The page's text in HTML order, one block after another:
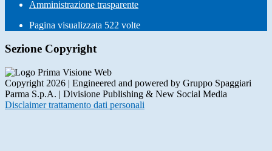
Amministrazione trasparente
Pagina visualizzata 522 volte
Sezione Copyright
Copyright 2026 | Engineered and powered by Gruppo Spaggiari
Parma S.p.A. | Divisione Publishing & New Social Media
Disclaimer trattamento dati personali